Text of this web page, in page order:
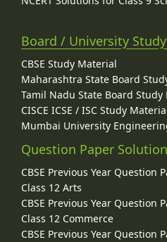
Board / University
CBSE Study Material
Maharashtra State Board
Tamil Nadu State Board Study
CISCE ICSE / ISC Study
Mumbai University
Question Paper
CBSE Previous Year Question
Class 12 Arts
CBSE Previous Year Question
Class 12 Commerce
CBSE Previous Year Question